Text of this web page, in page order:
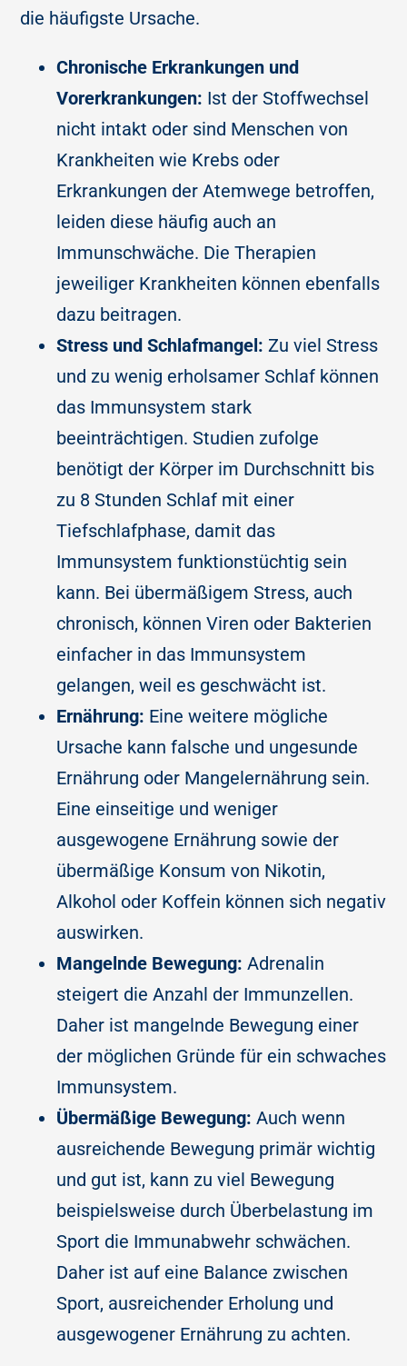
die häufigste Ursache.
Chronische Erkrankungen und
Vorerkrankungen: Ist der Stoffwechsel
nicht intakt oder sind Menschen von
Krankheiten wie Krebs oder
Erkrankungen der Atemwege betroffen,
leiden diese häufig auch an
Immunschwäche. Die Therapien
jeweiliger Krankheiten können ebenfalls
dazu beitragen.
Stress und Schlafmangel: Zu viel Stress
und zu wenig erholsamer Schlaf können
das Immunsystem stark
beeinträchtigen. Studien zufolge
benötigt der Körper im Durchschnitt bis
zu 8 Stunden Schlaf mit einer
Tiefschlafphase, damit das
Immunsystem funktionstüchtig sein
kann. Bei übermäßigem Stress, auch
chronisch, können Viren oder Bakterien
einfacher in das Immunsystem
gelangen, weil es geschwächt ist.
Ernährung: Eine weitere mögliche
Ursache kann falsche und ungesunde
Ernährung oder Mangelernährung sein.
Eine einseitige und weniger
ausgewogene Ernährung sowie der
übermäßige Konsum von Nikotin,
Alkohol oder Koffein können sich negativ
auswirken.
Mangelnde Bewegung: Adrenalin
steigert die Anzahl der Immunzellen.
Daher ist mangelnde Bewegung einer
der möglichen Gründe für ein schwaches
Immunsystem.
Übermäßige Bewegung: Auch wenn
ausreichende Bewegung primär wichtig
und gut ist, kann zu viel Bewegung
beispielsweise durch Überbelastung im
Sport die Immunabwehr schwächen.
Daher ist auf eine Balance zwischen
Sport, ausreichender Erholung und
ausgewogener Ernährung zu achten.